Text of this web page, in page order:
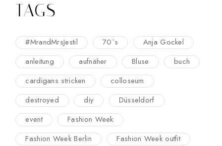
TAGS
#MrandMrsJestil 70`s
Anja Gockel
anleitung
aufnäher Bluse
buch
cardigans stricken
colloseum
destroyed
diy
Düsseldorf
event
Fashion Week
Fashion Week Berlin
Fashion Week outfit